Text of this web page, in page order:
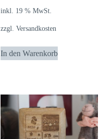
inkl. 19 % MwSt.
zzgl.Versandkosten
In den Warenkorb